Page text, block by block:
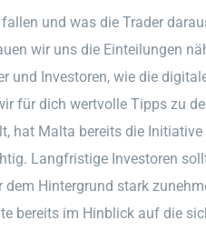
und was die Trader
wir uns die Einteilungen
und Investoren, wie die
für dich wertvolle Tipps zu
hat Malta bereits die
Langfristige Investoren
dem Hintergrund stark
bereits im Hinblick auf die